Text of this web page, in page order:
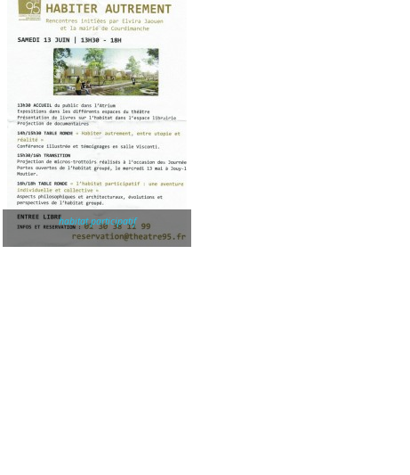
habitat participatif